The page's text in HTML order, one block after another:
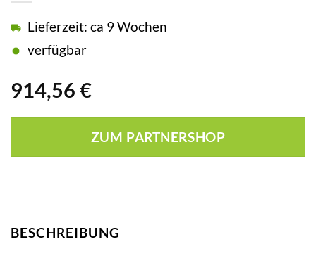
914,56 €
Lieferzeit: ca 9 Wochen
verfügbar
ZUM PARTNERSHOP
BESCHREIBUNG